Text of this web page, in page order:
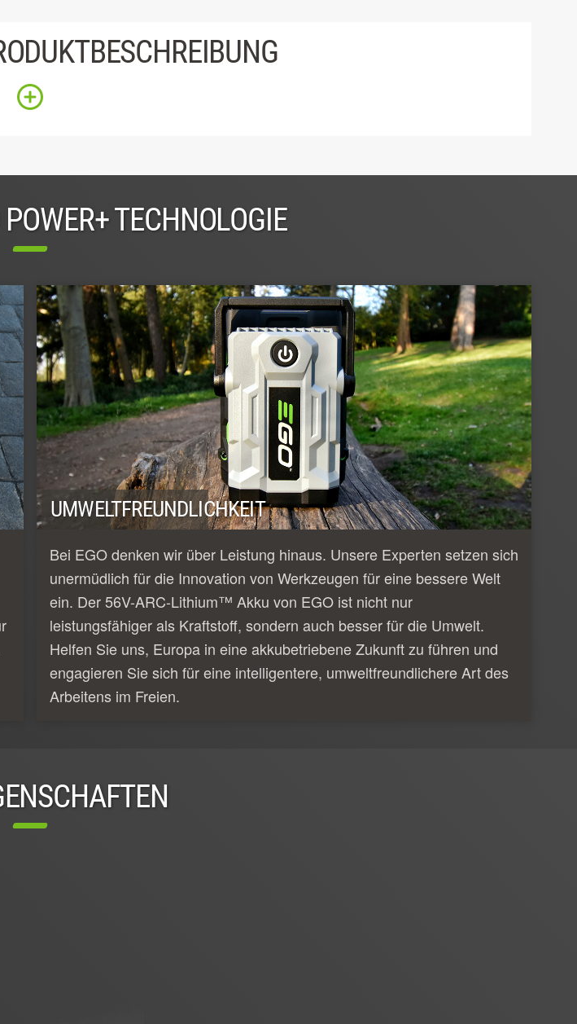
TECHNOLOGIE
UMWELTFREUNDLICHKEIT
Bei EGO denken wir über Leistung hinaus. Unsere Experten setzen sich
unermüdlich für die Innovation von Werkzeugen für eine bessere Welt
ein. Der 56V-ARC-Lithium™ Akku von EGO ist nicht nur
leistungsfähiger als Kraftstoff, sondern auch besser für die Umwelt.
Helfen Sie uns, Europa in eine akkubetriebene Zukunft zu führen und
engagieren Sie sich für eine intelligentere, umweltfreundlichere Art des
Arbeitens im Freien.